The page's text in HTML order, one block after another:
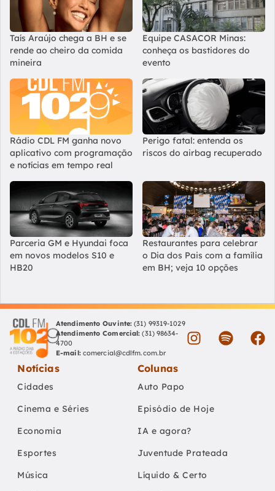
Taís Araújo chega a BH e se
rende ao cheiro da comida
mineira
Equipe CASACOR Minas:
conheça os bastidores do
evento
Rádio CDL FM ganha novo
aplicativo com programação
e notícias em tempo real
Perigo fatal: entenda os
riscos do airbag recuperado
Parceria GM e Hyundai foca
em novos modelos S10 e
HB20
Restaurantes para celebrar
o Dia dos Pais com a família
em BH; veja 10 opções
Atendimento Ouvinte: (31) 99319-1029
Atendimento Comercial: (31) 98634-
4700
E-mail: comercial@cdlfm.com.br
Notícias
Cidades
Cinema e Séries
Economia
Esportes
Música
Colunas
Auto Papo
Episódio de Hoje
IA e agora?
Juventude Prateada
Líquido & Certo